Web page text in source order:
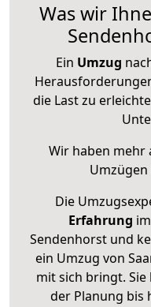
Was wir
Ein Umzug
die Last zu
Wir haben mehr
Umzügen
Die
Erfahrung
Sendenhorst und
ein Umzug von
mit sich bringt.
der Planung bis